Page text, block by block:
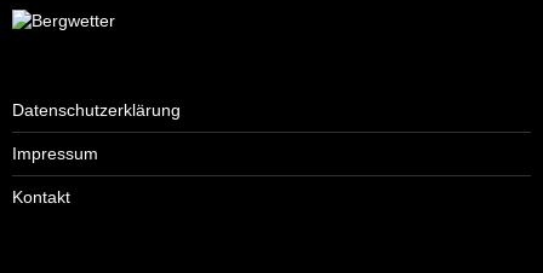
Datenschutzerklärung
Impressum
Kontakt